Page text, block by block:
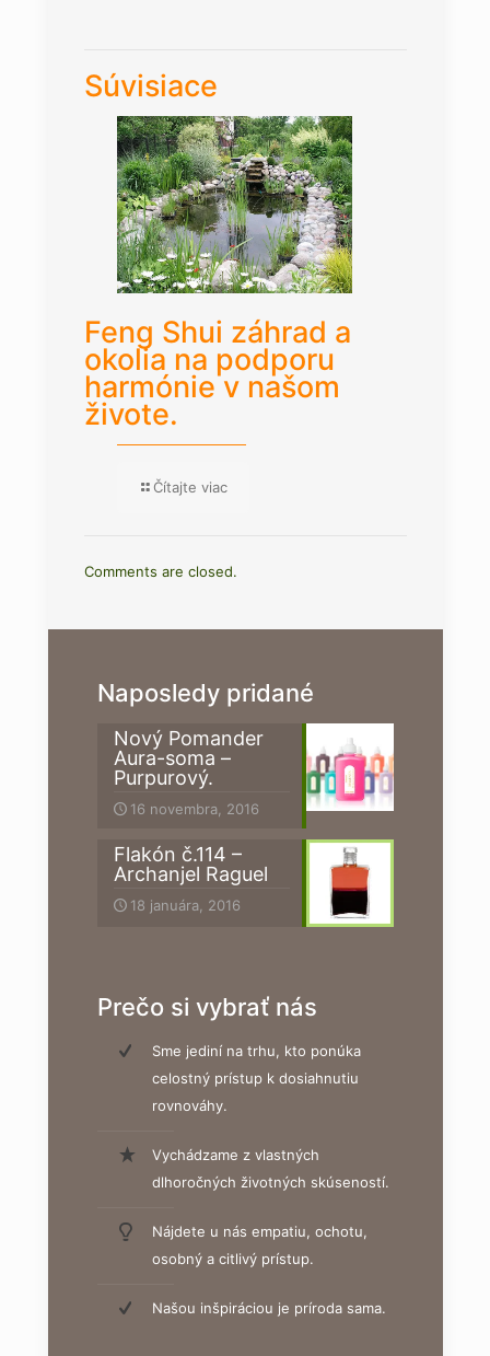
Súvisiace
Feng Shui záhrad a
okolia na podporu
harmónie v našom
živote.
Čítajte viac
Comments are closed.
Naposledy pridané
Nový Pomander
Aura-soma –
Purpurový.
16 novembra, 2016
Flakón č.114 –
Archanjel Raguel
18 januára, 2016
Prečo si vybrať nás
Sme jediní na trhu, kto ponúka
celostný prístup k dosiahnutiu
rovnováhy.
Vychádzame z vlastných
dlhoročných životných skúseností.
Nájdete u nás empatiu, ochotu,
osobný a citlivý prístup.
Našou inšpiráciou je príroda sama.